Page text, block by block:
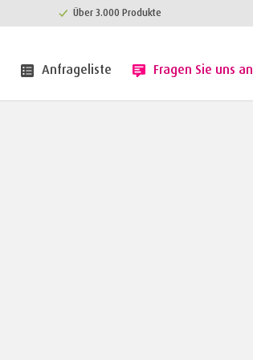
Über 3.000 Produkte
Anfrageliste Fragen Sie uns an